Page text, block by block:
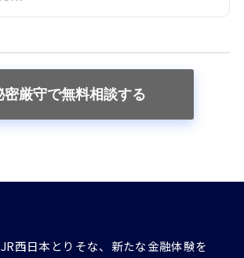
JR西日本とりそな、新たな金融体験を